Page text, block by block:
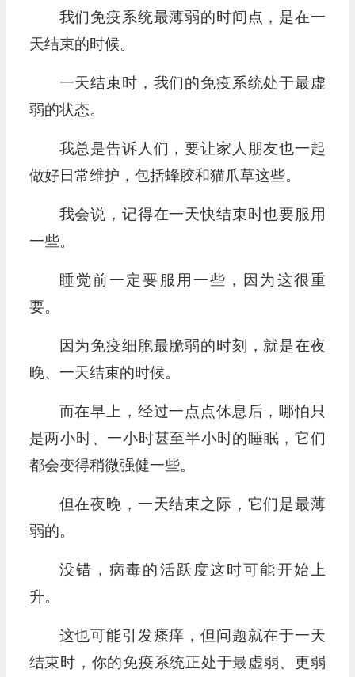
我们免疫系统最薄弱的时间点，是在一
天结束的时候。
一天结束时，我们的免疫系统处于最虚
弱的状态。
我总是告诉人们，要让家人朋友也一起
做好日常维护，包括蜂胶和猫爪草这些。
我会说，记得在一天快结束时也要服用
一些。
睡觉前一定要服用一些，因为这很重
要。
因为免疫细胞最脆弱的时刻，就是在夜
晚、一天结束的时候。
而在早上，经过一点点休息后，哪怕只
是两小时、一小时甚至半小时的睡眠，它们
都会变得稍微强健一些。
但在夜晚，一天结束之际，它们是最薄
弱的。
没错，病毒的活跃度这时可能开始上
升。
这也可能引发瘙痒，但问题就在于一天
结束时，你的免疫系统正处于最虚弱、更弱